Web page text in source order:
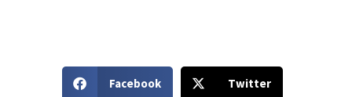
h
Facebook
h
Twitter